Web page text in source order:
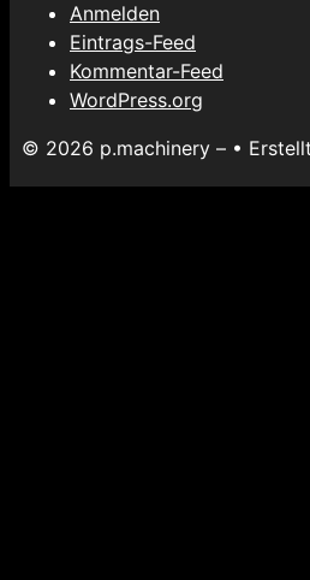
Anmelden
Eintrags-Feed
Kommentar-Feed
WordPress.org
© 2026 p.machinery – •